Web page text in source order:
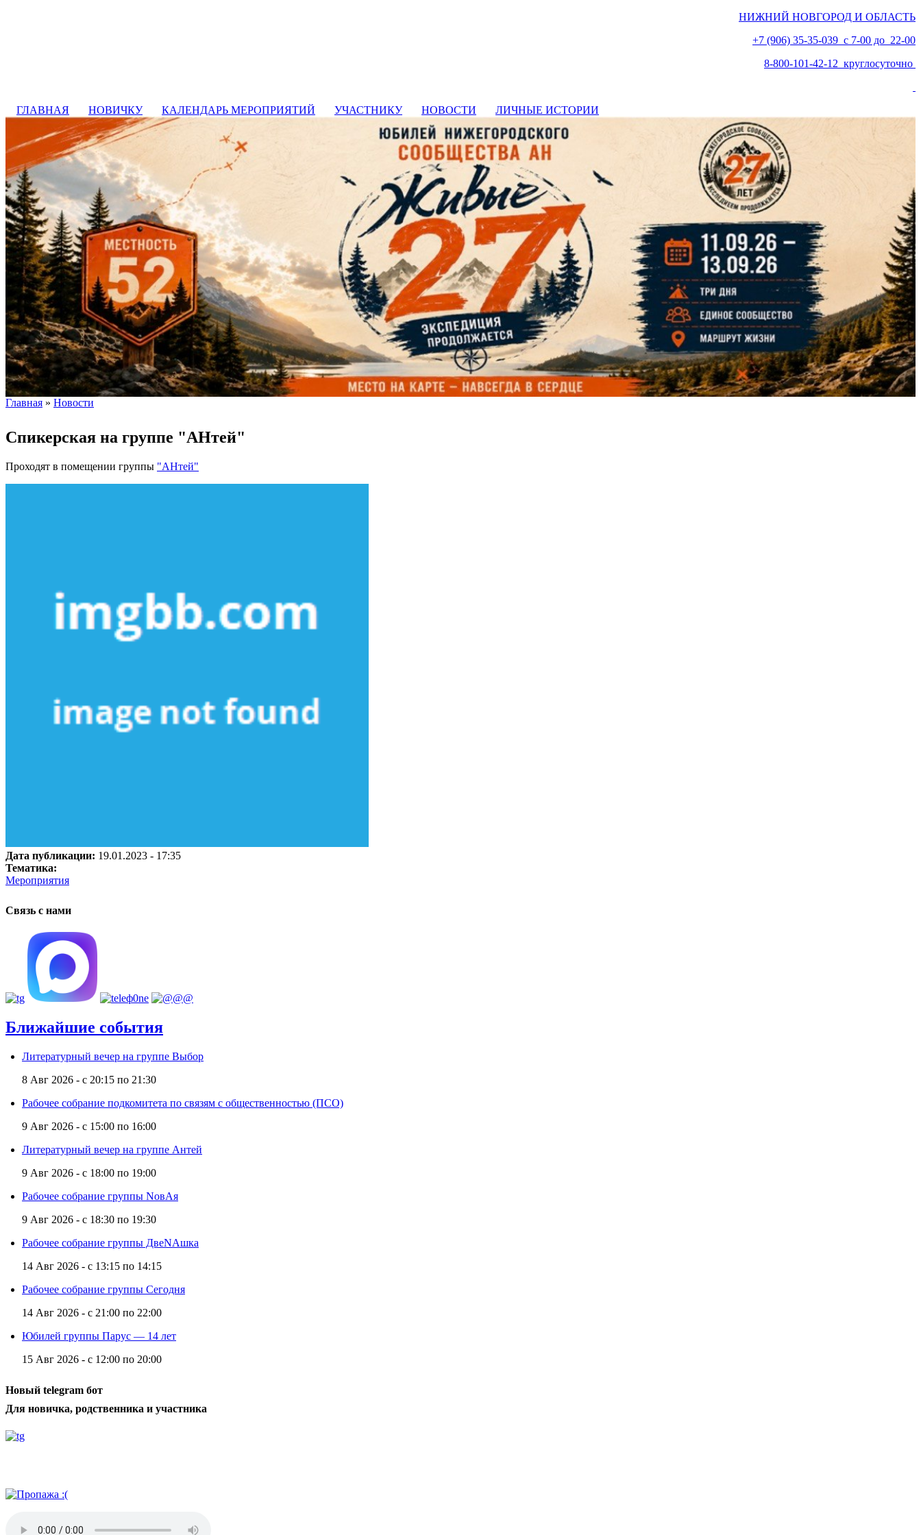
НИЖНИЙ НОВГОРОД И ОБЛАСТЬ
+7 (906) 35-35-039 с 7-00 до 22-00
8-800-101-42-12 круглосуточно
ГЛАВНАЯ НОВИЧКУ КАЛЕНДАРЬ МЕРОПРИЯТИЙ УЧАСТНИКУ НОВОСТИ ЛИЧНЫЕ ИСТОРИИ
Главная » Новости
Спикерская на группе "АНтей"
Проходят в помещении группы "АНтей"
Дата публикации: 19.01.2023 - 17:35
Тематика:
Мероприятия
Связь с нами
Ближайшие события
Литературный вечер на группе Выбор
8 Авг 2026 - с 20:15 по 21:30
Рабочее собрание подкомитета по связям с общественностью (ПСО)
9 Авг 2026 - с 15:00 по 16:00
Литературный вечер на группе Антей
9 Авг 2026 - с 18:00 по 19:00
Рабочее собрание группы NовАя
9 Авг 2026 - с 18:30 по 19:30
Рабочее собрание группы ДвеNAшка
14 Авг 2026 - с 13:15 по 14:15
Рабочее собрание группы Сегодня
14 Авг 2026 - с 21:00 по 22:00
Юбилей группы Парус — 14 лет
15 Авг 2026 - с 12:00 по 20:00
Новый telegram бот
Для новичка, родственника и участника